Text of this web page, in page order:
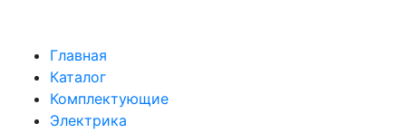
Главная
Каталог
Комплектующие
Электрика